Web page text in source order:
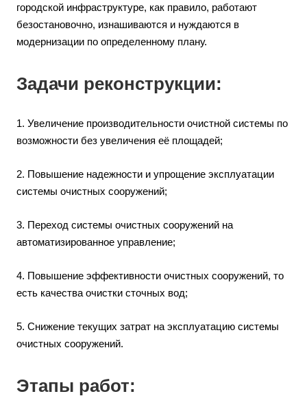
городской инфраструктуре, как правило, работают
безостановочно, изнашиваются и нуждаются в
модернизации по определенному плану.
Задачи реконструкции:
1. Увеличение производительности очистной системы по
возможности без увеличения её площадей;
2. Повышение надежности и упрощение эксплуатации
системы очистных сооружений;
3. Переход системы очистных сооружений на
автоматизированное управление;
4. Повышение эффективности очистных сооружений, то
есть качества очистки сточных вод;
5. Снижение текущих затрат на эксплуатацию системы
очистных сооружений.
Этапы работ: